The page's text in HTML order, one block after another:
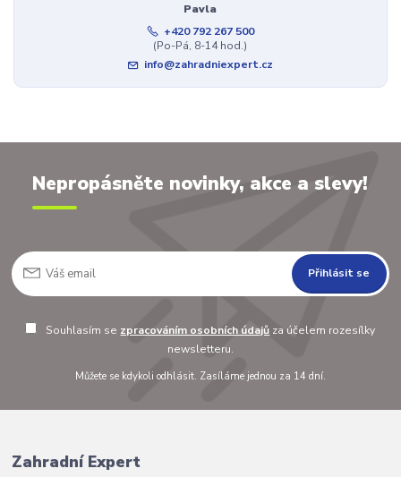
Pavla
+420 792 267 500
(Po-Pá, 8-14 hod.)
info@zahradniexpert.cz
Nepropásněte novinky, akce a slevy!
Přihlásit se
Souhlasím se zpracováním osobních údajů za účelem rozesílky
newsletteru.
Můžete se kdykoli odhlásit. Zasíláme jednou za 14 dní.
Zahradní Expert